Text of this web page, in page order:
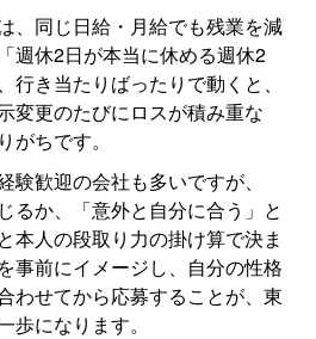
、同じ日給・月給でも残業を減
週休2日が本当に休める週休2
行き当たりばったりで動くと、
変更のたびにロスが積み重な
がちです。
験歓迎の会社も多いですが、
るか、「意外と自分に合う」と
本人の段取り力の掛け算で決ま
事前にイメージし、自分の性格
わせてから応募することが、東
になります。